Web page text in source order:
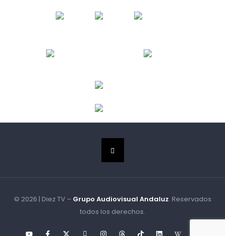
© 2026 | Diez TV – Grupo Audiovisual Andaluz. Reservados
todos los derechos.